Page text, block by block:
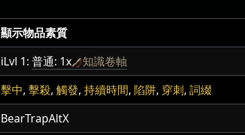
顯示物品素質
iLvl 1: 普通: 1x
知識卷軸
擊中, 擊殺, 觸發, 持續時間, 陷阱, 穿刺, 詞綴
BearTrapAltX